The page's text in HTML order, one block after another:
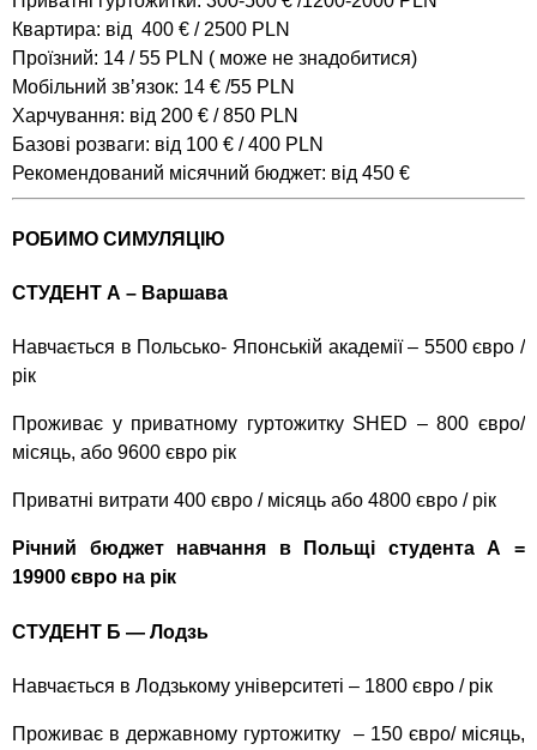
Квартира: від 400 € / 2500 PLN
Проїзний: 14 / 55 PLN ( може не знадобитися)
Мобільний звʼязок: 14 € /55 PLN
Харчування: від 200 € / 850 PLN
Базові розваги: від 100 € / 400 PLN
Рекомендований місячний бюджет: від 450 €
РОБИМО СИМУЛЯЦІЮ
СТУДЕНТ А – Варшава
Навчається в Польсько- Японській академії – 5500 євро /
рік
Проживає у приватному гуртожитку SHED – 800 євро/
місяць, або 9600 євро рік
Приватні витрати 400 євро / місяць або 4800 євро / рік
Річний бюджет навчання в Польщі студента А =
19900 євро на рік
СТУДЕНТ Б — Лодзь
Навчається в Лодзькому університеті – 1800 євро / рік
Проживає в державному гуртожитку – 150 євро/ місяць,